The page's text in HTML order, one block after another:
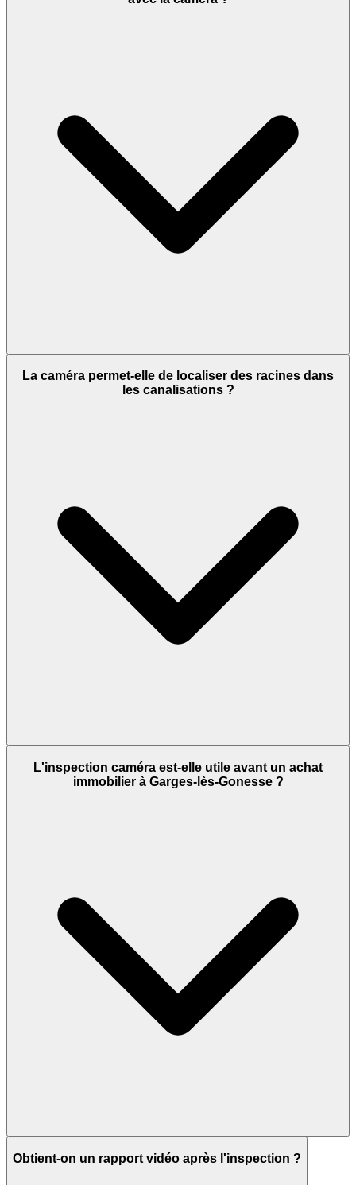
La caméra permet-elle de localiser des racines dans
les canalisations ?
L'inspection caméra est-elle utile avant un achat
immobilier à Garges-lès-Gonesse ?
Obtient-on un rapport vidéo après l'inspection ?